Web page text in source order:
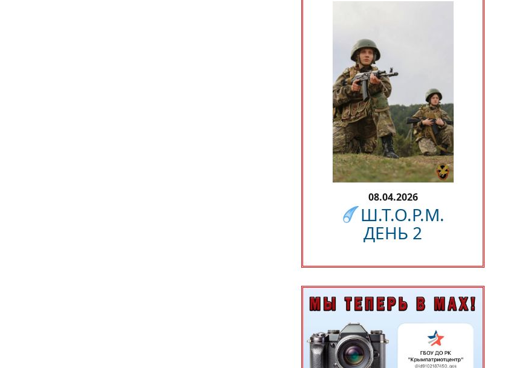
08.04.2026
Ш.Т.О.Р.М.
ДЕНЬ 2